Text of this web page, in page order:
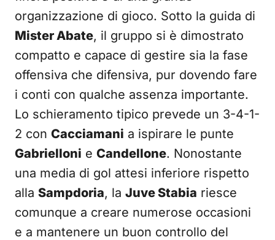
organizzazione di gioco. Sotto la guida di
Mister Abate, il gruppo si è dimostrato
compatto e capace di gestire sia la fase
offensiva che difensiva, pur dovendo fare
i conti con qualche assenza importante.
Lo schieramento tipico prevede un 3-4-1-
2 con Cacciamani a ispirare le punte
Gabrielloni e Candellone. Nonostante
una media di gol attesi inferiore rispetto
alla Sampdoria, la Juve Stabia riesce
comunque a creare numerose occasioni
e a mantenere un buon controllo del